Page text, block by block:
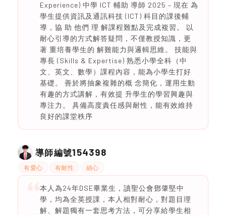
Experience) 中學 ICT 輔助 導師 2025 – 現在 為
學生提供資訊及通訊科技 (ICT) 科目的課後輔
導，協 助 他們 理 解課程難點及完成複習。 以
耐心引導的方式解答疑問，不僅教授知識，更
著 重培養學生的 解難能力與邏輯思維。 技能與
專長 (Skills & Expertise) 熟悉小學全科（中
文、英文、數學）課程內容，能為小學生打好
基礎。 善於將抽象複雜的概 念簡化，運用生動
有趣的方式講解，有效提 升學生的學習興趣與
專注力。 具備高度責任感與耐性，能有效維持
良好的課堂秩序
導師編號154398
有愛心 有耐性 細心
本人為24年DSE畢業生，讀聖公會鄧肇堅中
學，均為全英授課，本人相對耐心，對題目理
解、解題獨有一套思考方法，可分享給學生相